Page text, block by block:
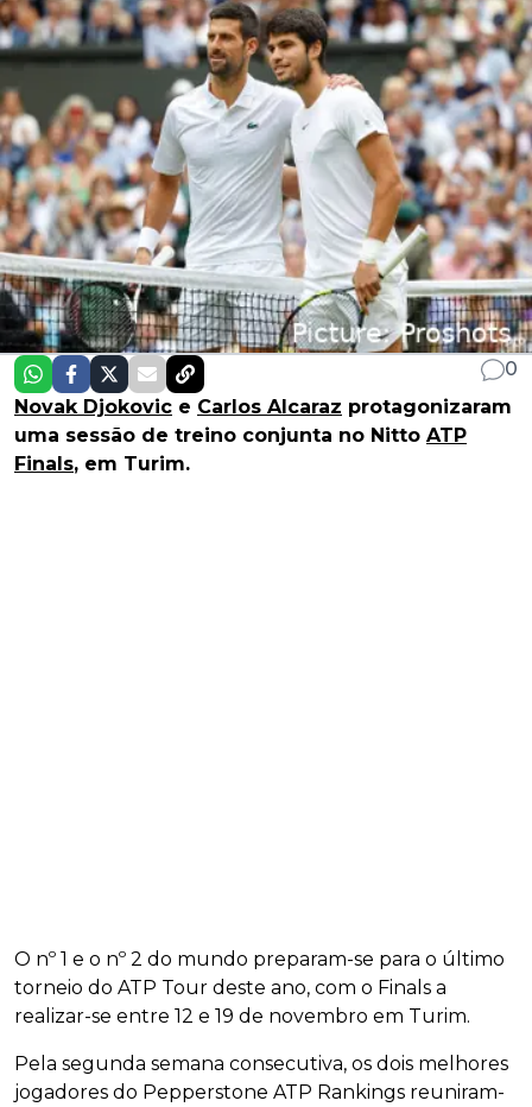
0
Novak Djokovic e Carlos Alcaraz protagonizaram
uma sessão de treino conjunta no Nitto ATP
Finals, em Turim.
O nº 1 e o nº 2 do mundo preparam-se para o último
torneio do ATP Tour deste ano, com o Finals a
realizar-se entre 12 e 19 de novembro em Turim.
Pela segunda semana consecutiva, os dois melhores
jogadores do Pepperstone ATP Rankings reuniram-